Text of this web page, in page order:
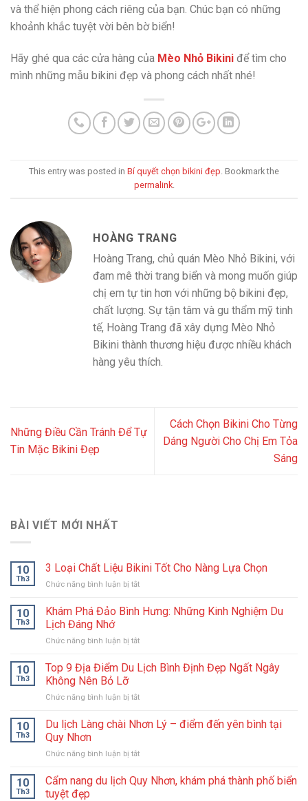
và thể hiện phong cách riêng của bạn. Chúc bạn có những
khoảnh khắc tuyệt vời bên bờ biển!
Hãy ghé qua các cửa hàng của Mèo Nhỏ Bikini để tìm cho
mình những mẫu bikini đẹp và phong cách nhất nhé!
This entry was posted in Bí quyết chọn bikini đẹp. Bookmark the
permalink.
HOÀNG TRANG
Hoàng Trang, chủ quán Mèo Nhỏ Bikini, với
đam mê thời trang biển và mong muốn giúp
chị em tự tin hơn với những bộ bikini đẹp,
chất lượng. Sự tận tâm và gu thẩm mỹ tinh
tế, Hoàng Trang đã xây dựng Mèo Nhỏ
Bikini thành thương hiệu được nhiều khách
hàng yêu thích.
Những Điều Cần Tránh Để Tự
Tin Mặc Bikini Đẹp
Cách Chọn Bikini Cho Từng
Dáng Người Cho Chị Em Tỏa
Sáng
BÀI VIẾT MỚI NHẤT
10
Th3
3 Loại Chất Liệu Bikini Tốt Cho Nàng Lựa Chọn
Chức năng bình luận bị tắtở
Loại
Bikini
Cho
Chọn
10
Th3
Khám Phá Đảo Bình Hưng: Những Kinh Nghiệm Du
Lịch Đáng Nhớ
Chức năng bình luận bị tắtở
Phá
Đảo
Hưng:
Kinh
Lịch
Nhớ
10
Th3
Top 9 Địa Điểm Du Lịch Bình Định Đẹp Ngất Ngây
Không Nên Bỏ Lỡ
Chức năng bình luận bị tắtở
9
Địa
Du
Bình
10
Th3
Du lịch Làng chài Nhơn Lý – điểm đến yên bình tại
Quy Nhơn
Chức năng bình luận bị tắtở
lịch
Làng
10
Th3
Cẩm nang du lịch Quy Nhơn, khám phá thành phố biển
tuyệt đẹp